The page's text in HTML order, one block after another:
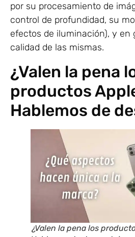
por su procesamiento de
control de profundidad, su
efectos de iluminación), y en
calidad de las mismas.
¿Valen la pena
productos
Hablemos de
¿Valen la pena los